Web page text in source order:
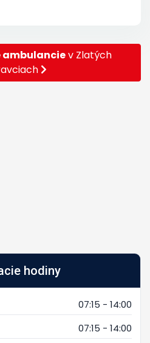
ambulanciev Zlatých
hodiny
07:15 - 14:00
07:15 - 14:00